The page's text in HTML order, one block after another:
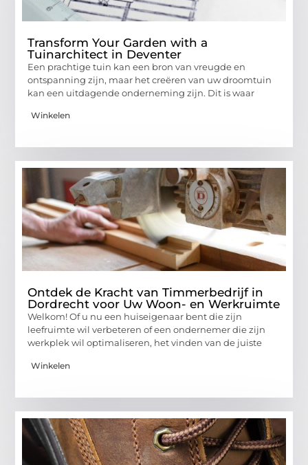
Transform Your Garden with a
Tuinarchitect in Deventer
Een prachtige tuin kan een bron van vreugde en
ontspanning zijn, maar het creëren van uw droomtuin
kan een uitdagende onderneming zijn. Dit is waar
Winkelen
Ontdek de Kracht van Timmerbedrijf in
Dordrecht voor Uw Woon- en Werkruimte
Welkom! Of u nu een huiseigenaar bent die zijn
leefruimte wil verbeteren of een ondernemer die zijn
werkplek wil optimaliseren, het vinden van de juiste
Winkelen